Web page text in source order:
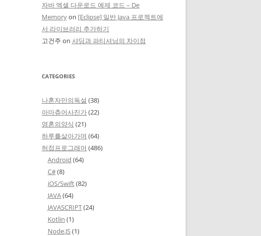
자바 엑셀 다운로드 예제 코드 – De
Memoryon [Eclipse] 일반 Java 프로젝트에
서 라이브러리 추가하기
고건주 on 샤딩과 파티셔닝의 차이점
CATEGORIES
나혼자만의독설 (38)
아마츄어사진가(22)
영혼의양식 (21)
하루를살아가며 (64)
허접프로그래머 (486)
Android (64)
C#(8)
iOS/Swift(82)
JAVA(64)
JAVASCRIPT(24)
Kotlin (1)
Node.JS(1)